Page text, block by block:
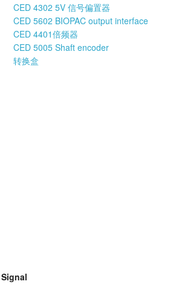
CED 4302 5V 信号偏置器
CED 5602 BIOPAC output interface
CED 4401倍频器
CED 5005 Shaft encoder
转换盒
Signal